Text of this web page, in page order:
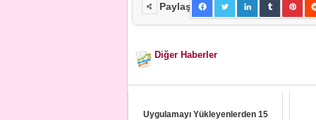
Paylaş
Diğer Haberler
Uygulamayı Yükleyenlerden 15